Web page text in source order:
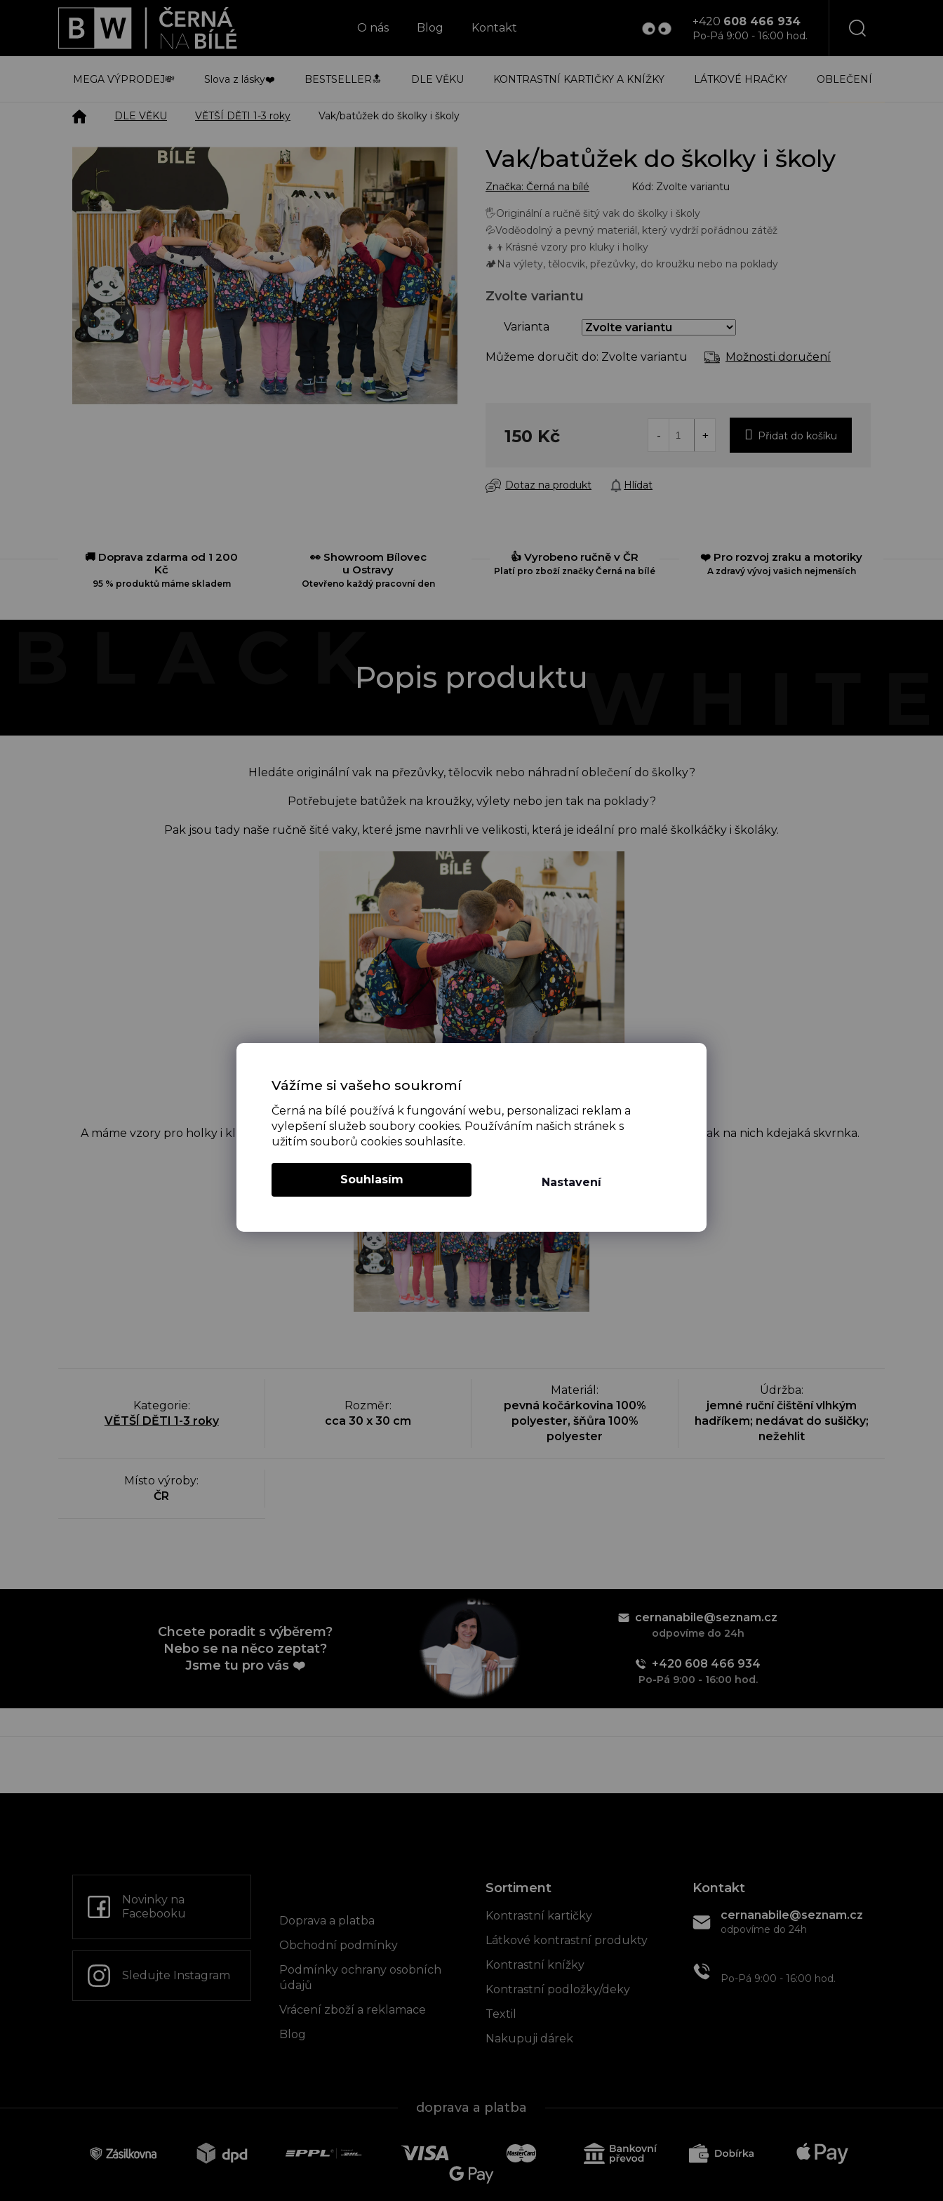
Vážíme si vašeho soukromí
Černá na bílé používá k fungování webu, personalizaci reklam a
vylepšení služeb soubory cookies. Používáním našich stránek s
užitím souborů cookies souhlasíte.
Nastavení
Souhlasím
O nás Blog Kontakt +420 608 466 934
Po-Pá 9:00 - 16:00 hod.
KOŠÍK
MEGA VÝPRODEJ💸 Slova z lásky❤️ BESTSELLER🔝 DLE VĚKU KONTRASTNÍ KARTIČKY A KNÍŽKY LÁTKOVÉ HRAČKY OBLEČENÍ
DomůDLE VĚKU VĚTŠÍ DĚTI 1-3 roky Vak/batůžek do školky i školy
Vak/batůžek do školky i školy
Kód: Zvolte variantu
Značka: Černá na bílé
Zvolte variantu
Varianta
Můžeme doručit do: Zvolte variantu Možnosti doručení
🖐️Originální a ručně šitý vak do školky i školy
💦Voděodolný a pevný materiál, který vydrží pořádnou zátěž
👧👦Krásné vzory pro kluky i holky
🏕️Na výlety, tělocvik, přezůvky, do kroužku nebo na poklady
150 Kč Přidat do košíku
Dotaz na produkt Hlídat
🚚 Doprava zdarma od 1 200
Kč
95 % produktů máme skladem
👀 Showroom Bílovec
u Ostravy
Otevřeno každý pracovní den
👍 Vyrobeno ručně v ČR
Platí pro zboží značky Černá na bílé
❤️ Pro rozvoj zraku a motoriky
A zdravý vývoj vašich nejmenších
Popis produktu
Hledáte originální vak na přezůvky, tělocvik nebo náhradní oblečení do školky?
Potřebujete batůžek na kroužky, výlety nebo jen tak na poklady?
Pak jsou tady naše ručně šité vaky, které jsme navrhli ve velikosti, která je ideální pro malé školkáčky i školáky.
Nastavitelné šňůrky umožňují použitelnost na několik let.
A máme vzory pro holky i kluky, které nepřekypují šílenou barevností a kýčem. Jsou pěkně strakaté a ztratí se tak na nich kdejaká skvrnka.
Kategorie:
VĚTŠÍ DĚTI 1-3 roky
Rozměr:
cca 30 x 30 cm
Materiál :
pevná kočárkovina 100%
polyester, šňůra 100%
polyester
Údržba:
jemné ruční čištění vlhkým
hadříkem; nedávat do sušičky;
nežehlit
Místo výroby:
ČR
Chcete poradit s výběrem?
Nebo se na něco zeptat?
Jsme tu pro vás ❤️
cernanabile@seznam.cz
odpovíme do 24h
+420 608 466 934
Po-Pá 9:00 - 16:00 hod.
Novinky na
Facebooku
Sledujte Instagram
Doprava a platba
Obchodní podmínky
Podmínky ochrany osobních
údajů
Vrácení zboží a reklamace
Blog
Sortiment
Kontrastní kartičky
Látkové kontrastní produkty
Kontrastní knížky
Kontrastní podložky/deky
Textil
Nakupuji dárek
Kontakt
cernanabile@seznam.cz
odpovíme do 24h
Po-Pá 9:00 - 16:00 hod.
doprava a platba